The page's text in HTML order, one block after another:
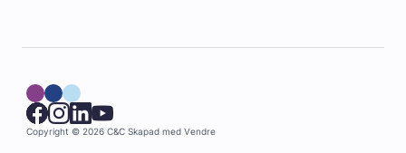
Copyright © 2026 C&C Skapad med Vendre